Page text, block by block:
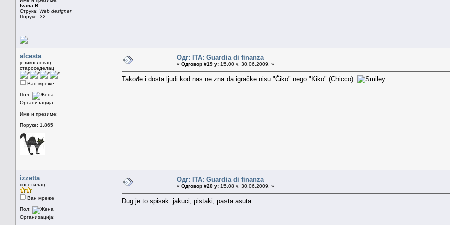
Ivana B.
Струка: Web designer
Поруке: 32
alcesta
језикословац
староседелац
Ван мреже
Пол:
Организација:
Име и презиме:
Поруке: 1.865
Одг: ITA: Guardia di finanza
« Одговор #19 у: 15.00 ч. 30.06.2009. »
Takođe i dosta ljudi kod nas ne zna da igračke nisu "Čiko" nego "Kiko" (Chicco).
izzetta
посетилац
Ван мреже
Пол:
Организација:
Одг: ITA: Guardia di finanza
« Одговор #20 у: 15.08 ч. 30.06.2009. »
Dug je to spisak: jakuci, pistaki, pasta asuta...